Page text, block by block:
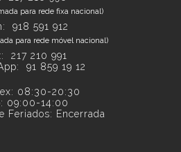
para rede fixa nacional)
918 591 912
para rede móvel nacional)
217 210 991
91 859 19 12
08:30-20:30
09:00-14:00
Feriados: Encerrada